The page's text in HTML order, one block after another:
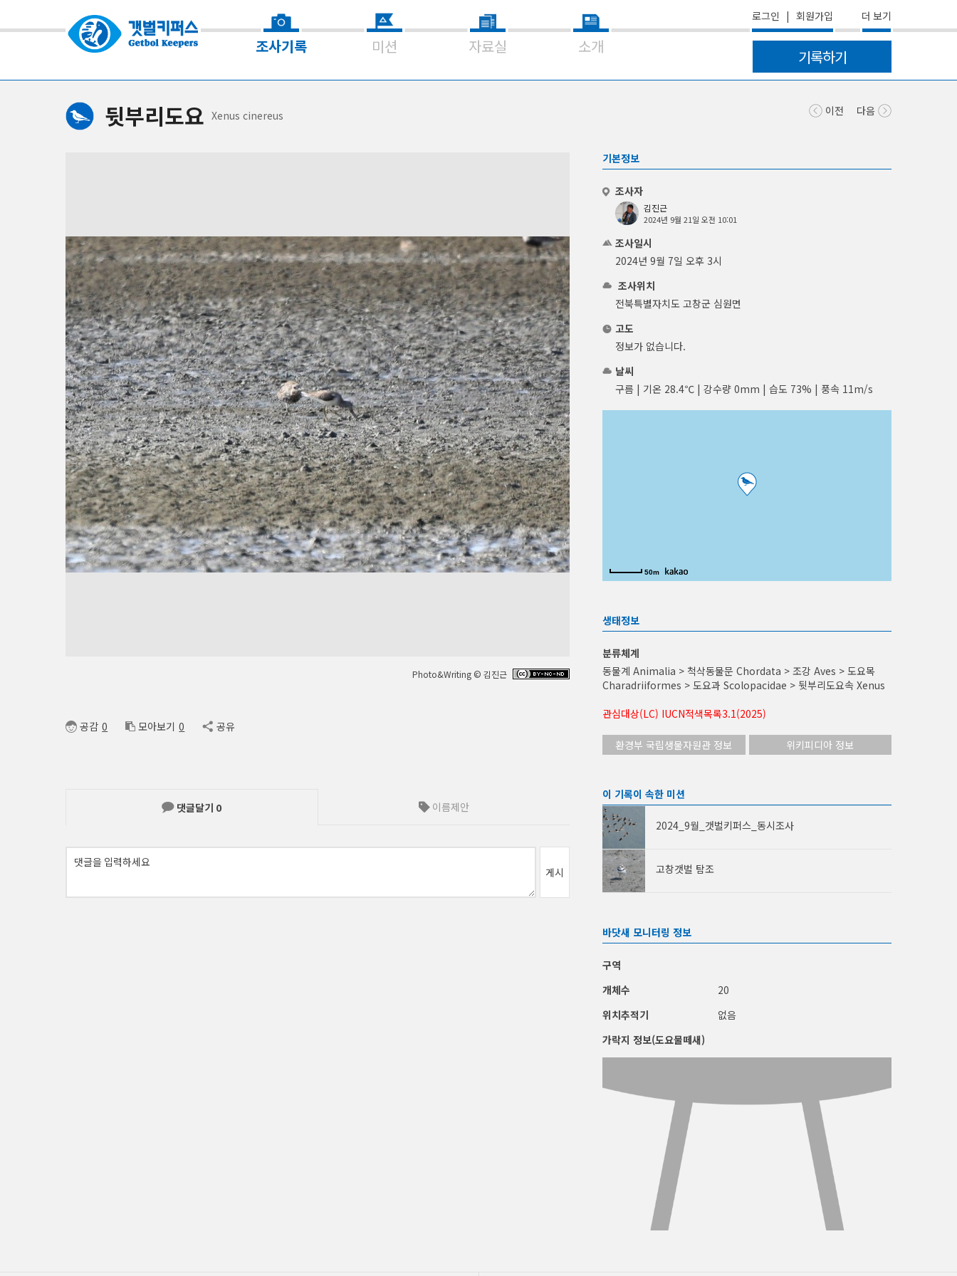
조사기록 미션 자료실 소개
로그인 | 회원가입 더 보기
기록하기
이전 다음
뒷부리도요 Xenus cinereus
Photo&Writing © 김진근
기본정보
조사자
김진근
2024년 9월 21일 오전 10:01
조사일시
2024년 9월 7일 오후 3시
조사위치
전북특별자치도 고창군 심원면
고도
정보가 없습니다.
날씨
구름 | 기온 28.4℃ | 강수량 0mm | 습도 73% | 풍속 11m/s
50m
생태정보
분류체계
동물계 Animalia > 척삭동물문 Chordata > 조강 Aves > 도요목
Charadriiformes > 도요과 Scolopacidae > 뒷부리도요속 Xenus
관심대상(LC) IUCN적색목록3.1(2025)
환경부 국립생물자원관 정보 위키피디아 정보
이 기록이 속한 미션
2024_9월_갯벌키퍼스_동시조사
고창갯벌 탐조
바닷새 모니터링 정보
구역
개체수
20
위치추적기
없음
가락지 정보(도요물떼새)
공감 0 모아보기 0 공유
댓글달기 0 이름제안
게시